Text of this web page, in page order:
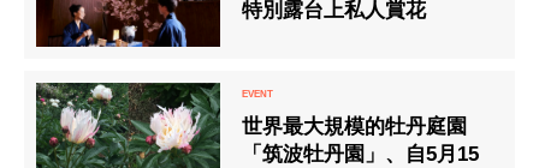
特別露台上私人賞花
世界最大規模的牡丹庭園
「筑波牡丹園」、自5月15